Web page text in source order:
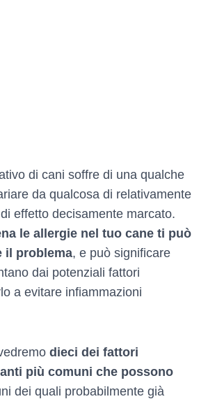
di cani soffre di una qualche
da qualcosa di relativamente
effetto decisamente marcato.
le allergie nel tuo cane ti può
il problema, e può significare
dai potenziali fattori
a evitare infiammazioni
dieci dei fattori
più comuni che possono
dei quali probabilmente già